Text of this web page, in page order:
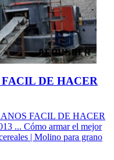
DE HACER
FACIL DE HACER
... Cómo armar el mejor
| Molino para grano